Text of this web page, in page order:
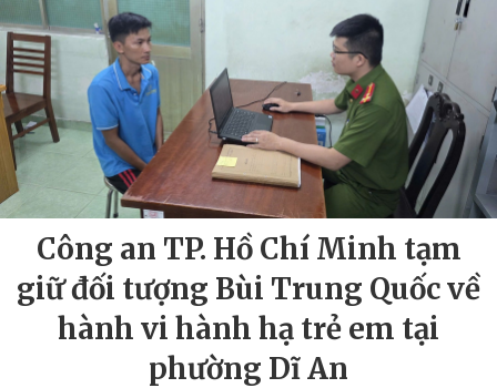
Công an TP. Hồ Chí Minh tạm
giữ đối tượng Bùi Trung Quốc về
hành vi hành hạ trẻ em tại
phường Dĩ An